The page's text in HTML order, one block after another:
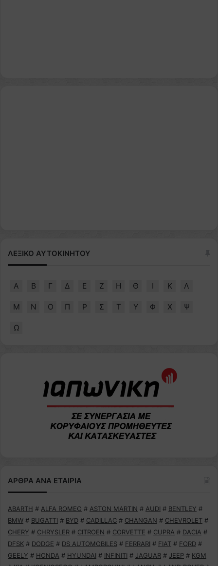
ΛΕΞΙΚΟ ΑΥΤΟΚΙΝΗΤΟΥ
Α Β Γ Δ Ε Ζ Η Θ Ι Κ Λ
Μ Ν Ο Π Ρ Σ Τ Υ Φ Χ Ψ
Ω
ΑΡΘΡΑ ΑΝΑ ΕΤΑΙΡΙΑ
ABARTH # ALFA ROMEO # ASTON MARTIN # AUDI # BENTLEY #
BMW # BUGATTI # BYD # CADILLAC # CHANGAN # CHEVROLET #
CHERY # CHRYSLER # CITROEN # CORVETTE # CUPRA # DACIA #
DFSK # DODGE # DS AUTOMOBILES # FERRARI # FIAT # FORD #
GEELY # HONDA # HYUNDAI # INFINITI # JAGUAR # JEEP # KGM